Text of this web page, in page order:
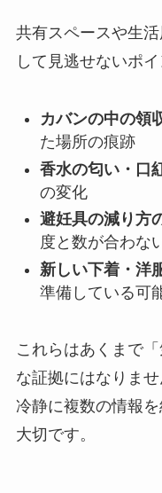
共有スペースや生
して見逃せないポイ
カバンの中の領
た場所の痕跡
香水の匂い・口
の変化
避妊具の減り方
度と数が合わな
新しい下着・洋
準備している可
これらはあくまで
な証拠にはなりま
冷静に複数の情報
大切です。